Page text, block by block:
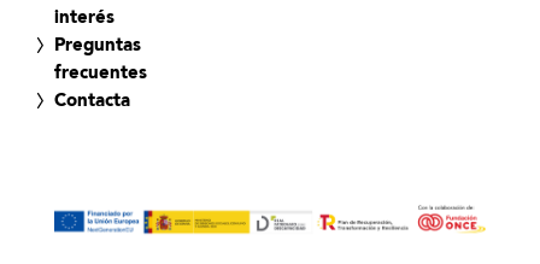
interés
Preguntas
frecuentes
Contacta